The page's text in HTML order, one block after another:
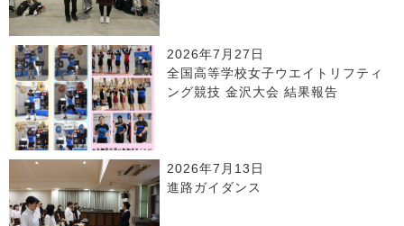
2026年7月27日
全国高等学校女子ウエイトリフティ
ング競技 金沢大会 結果報告
2026年7月13日
進路ガイダンス